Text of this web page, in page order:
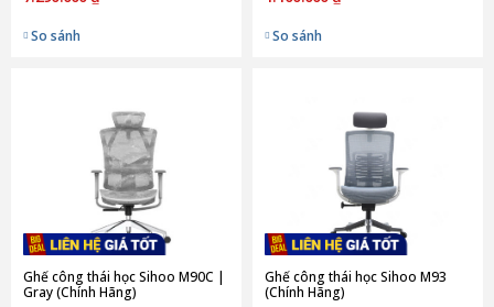
So sánh So sánh
Ghế công thái học Sihoo M90C |
Gray (Chính Hãng)
Ghế công thái học Sihoo M93
(Chính Hãng)